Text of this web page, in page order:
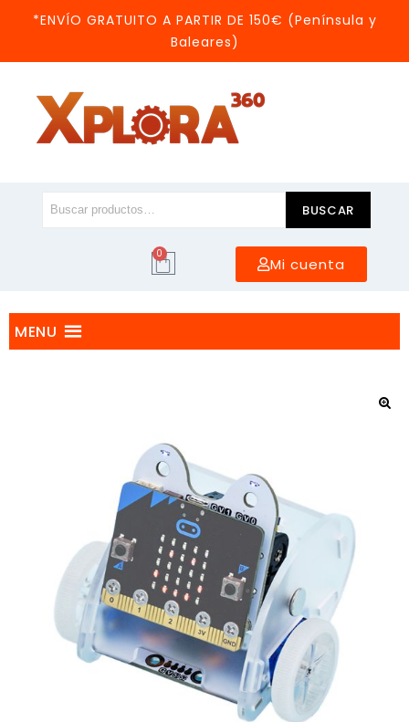
*ENVÍO GRATUITO A PARTIR DE 150€ (Península y
Baleares)
BUSCAR
0
Mi cuenta
MENU